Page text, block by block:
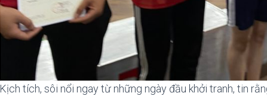
Kịch tích, sôi nổi ngay từ những ngày đầu khởi tranh, tin